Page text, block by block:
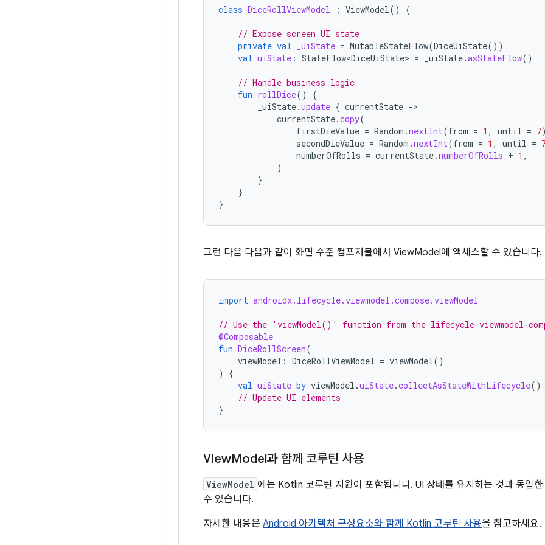
class DiceRollViewModel : ViewModel() {
// Expose screen UI state
private val _uiState = MutableStateFlow(DiceUiState())
val uiState : StateFlow<DiceUiState> = _uiState.asStateFlow()
// Handle business logic
fun rollDice()
{
_uiState.update { currentState -
currentState.copy(
firstDieValue = Random .nextInt(from = 1 , until = 7
secondDieValue = Random .nextInt(from = 1 , until =
numberOfRolls = currentState.numberOfRolls + 1 ,
)
}
}
}
그런 다음 다음과 같이 화면 수준 컴포저블에서 ViewModel에 액세스할 수 있습니다.
import androidx.lifecycle.viewmodel.compose.viewModel
// Use the 'viewModel()' function from the lifecycle-viewmodel-
@Composable
fun DiceRollScreen(
viewModel : DiceRollViewModel = viewModel()
)
{
val uiState by viewModel .uiState.collectAsStateWithLifecycle()
// Update UI elements
}
ViewModel과 함께 코루틴 사용
ViewModel 에는 Kotlin 코루틴 지원이 포함됩니다. UI 상태를 유지하는 것과 동일
수 있습니다.
자세한 내용은 Android 아키텍처 구성요소와 함께 Kotlin 코루틴 사용을 참고하세요.